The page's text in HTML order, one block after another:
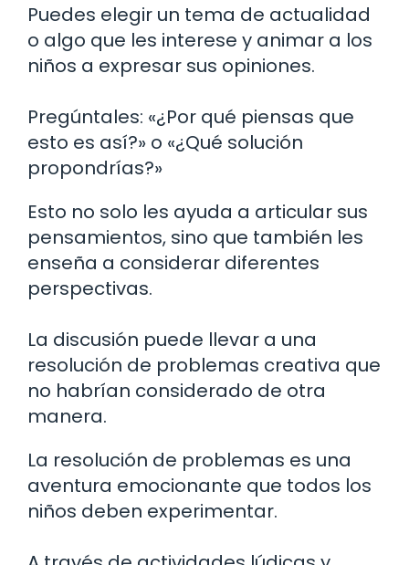
Puedes elegir un tema de actualidad
o algo que les interese y animar a los
niños a expresar sus opiniones.
Pregúntales: «¿Por qué piensas que
esto es así?» o «¿Qué solución
propondrías?»
Esto no solo les ayuda a articular sus
pensamientos, sino que también les
enseña a considerar diferentes
perspectivas.
La discusión puede llevar a una
resolución de problemas creativa que
no habrían considerado de otra
manera.
La resolución de problemas es una
aventura emocionante que todos los
niños deben experimentar.